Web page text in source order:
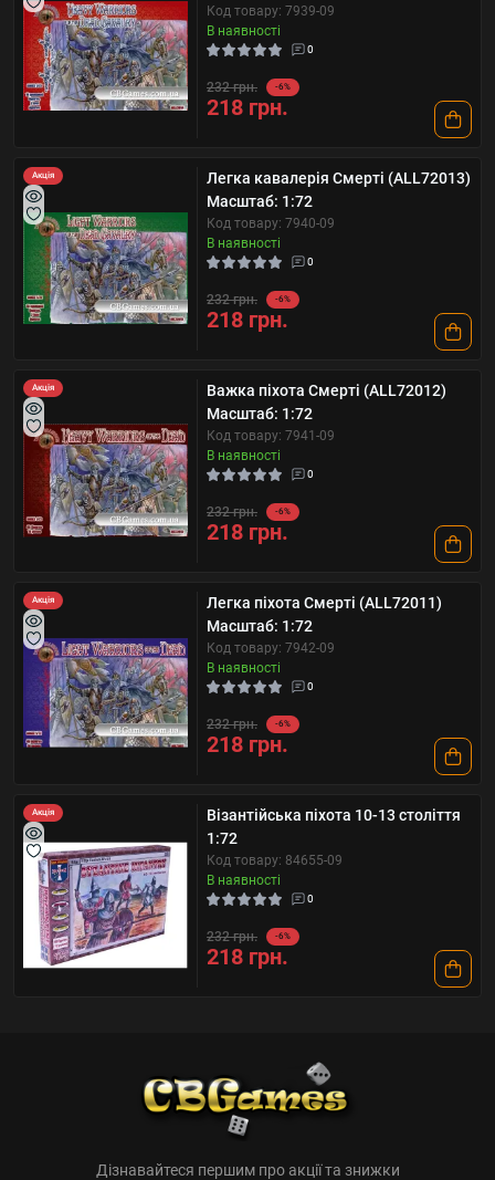
Код товару: 7939-09
В наявності
0
232 грн. -6%
218 грн.
Акція
Легка кавалерія Смерті (ALL72013)
Масштаб: 1:72
Код товару: 7940-09
В наявності
0
232 грн. -6%
218 грн.
Акція
Важка піхота Смерті (ALL72012)
Масштаб: 1:72
Код товару: 7941-09
В наявності
0
232 грн. -6%
218 грн.
Акція
Легка піхота Смерті (ALL72011)
Масштаб: 1:72
Код товару: 7942-09
В наявності
0
232 грн. -6%
218 грн.
Акція
Візантійська піхота 10-13 століття
1:72
Код товару: 84655-09
В наявності
0
232 грн. -6%
218 грн.
Дізнавайтеся першим про акції та знижки